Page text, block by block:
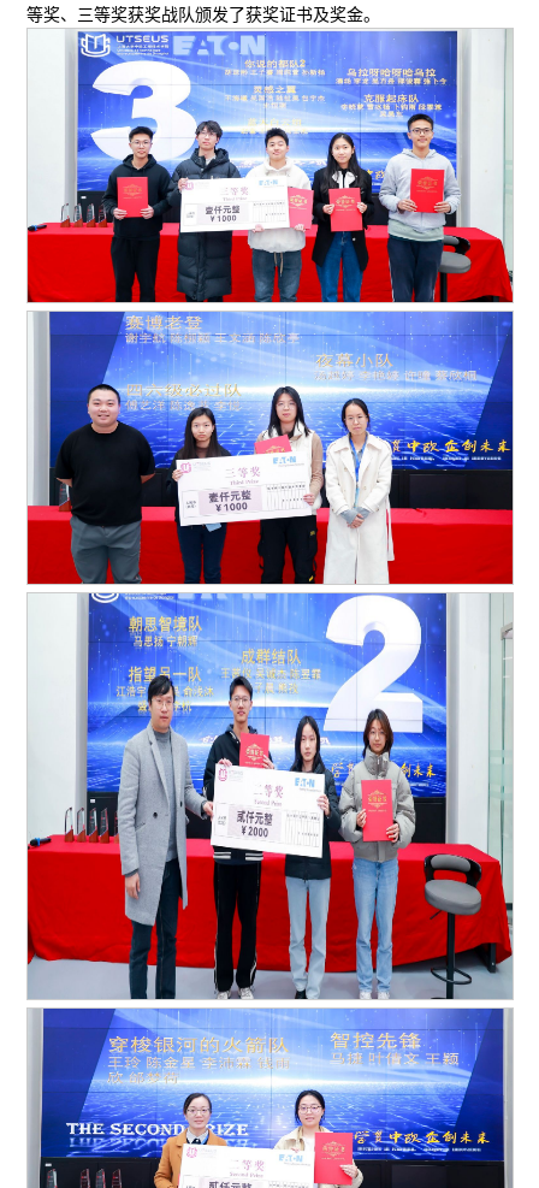
等奖、三等奖获奖战队颁发了获奖证书及奖金。